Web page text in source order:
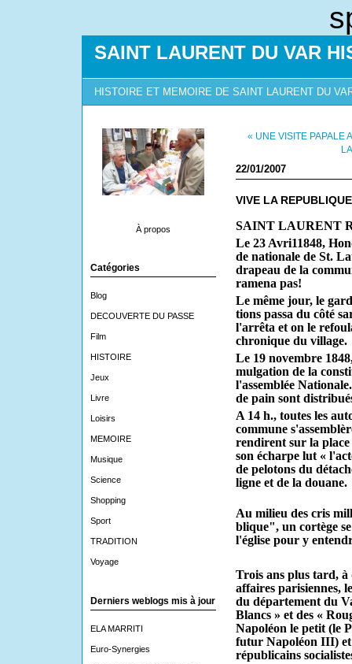
SAINT LAURENT DU VAR
HISTOIRE ET MEMOIRE DE SAINT LAURENT DU
À propos
Catégories
Blog
DECOUVERTE DU PASSE
Film
HISTOIRE
Jeux
Livre
Loisirs
MEMOIRE
Musique
Science
Shopping
Sport
TRADITION
Voyage
Derniers weblogs mis à jour
ELA MARRITI
Euro-Synergies
« UNE VISITE PAPALE
22/01/2007
VIVE LA
SAINT LAURENT
Le 23 Avri11848,
de nationale de St.
drapeau de la
ramena pas!
Le même jour, le
tions passa du côté
l'arrêta et on le
chronique du village.
Le 19 novembre
mulgation de la
l'as­semblée
de pain sont
A 14 h., toutes les
commune
rendirent sur la
son écharpe lut «
de pelotons du
ligne et de la douane.
Au milieu des cris
blique", un cortège
l'église pour y
Trois ans plus tard, à
affaires parisiennes,
du département du
Blancs » et des «
Napoléon le petit (le
futur Napoléon III) et
républicains